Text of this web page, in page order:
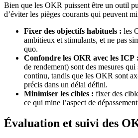
Bien que les OKR puissent être un outil
d’éviter les pièges courants qui peuvent
Fixer des objectifs habituels : les
ambitieux et stimulants, et ne pas
quo.
Confondre les OKR avec les ICP :
de rendement) sont des mesures
continu, tandis que les OKR sont
précis dans un délai défini.
Minimiser les cibles : fixer des
ce qui mine l’aspect de
Évaluation et suivi des